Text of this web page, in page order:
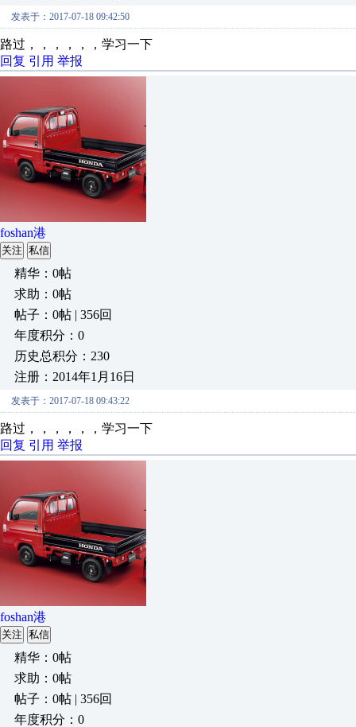
发表于：2017-07-18 09:42:50
路过，，，，，，学习一下
回复 引用 举报
foshan港
关注 私信
精华：0帖
求助：0帖
帖子：0帖 | 356回
年度积分：0
历史总积分：230
注册：2014年1月16日
发表于：2017-07-18 09:43:22
路过，，，，，，学习一下
回复 引用 举报
foshan港
关注 私信
精华：0帖
求助：0帖
帖子：0帖 | 356回
年度积分：0